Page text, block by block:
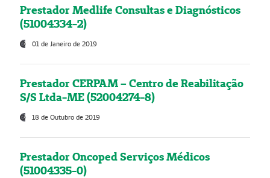
Prestador Medlife Consultas e Diagnósticos
(51004334-2)
01 de Janeiro de 2019
Prestador CERPAM – Centro de Reabilitação
S/S Ltda-ME (52004274-8)
18 de Outubro de 2019
Prestador Oncoped Serviços Médicos
(51004335-0)